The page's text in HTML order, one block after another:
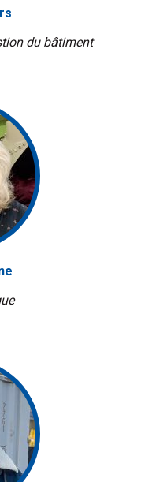
du bâtiment